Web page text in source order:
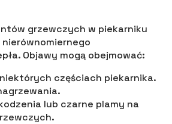
grzewczych w piekarniku
Objawy mogą obejmować:
częściach piekarnika.
lub czarne plamy na